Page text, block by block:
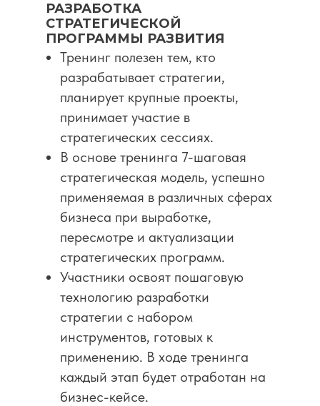
РАЗРАБОТКА
СТРАТЕГИЧЕСКОЙ
ПРОГРАММЫ РАЗВИТИЯ
Тренинг полезен тем, кто
разрабатывает стратегии,
планирует крупные проекты,
принимает участие в
стратегических сессиях.
В основе тренинга 7-шаговая
стратегическая модель, успешно
применяемая в различных сферах
бизнеса при выработке,
пересмотре и актуализации
стратегических программ.
Участники освоят пошаговую
технологию разработки
стратегии c набором
инструментов, готовых к
применению. В ходе тренинга
каждый этап будет отработан на
бизнес-кейсе.